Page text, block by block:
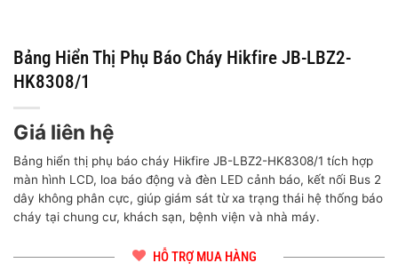
Bảng Hiển Thị Phụ Báo Cháy Hikfire JB-LBZ2-
HK8308/1
Giá liên hệ
Bảng hiển thị phụ báo cháy Hikfire JB-LBZ2-HK8308/1 tích hợp
màn hình LCD, loa báo động và đèn LED cảnh báo, kết nối Bus 2
dây không phân cực, giúp giám sát từ xa trạng thái hệ thống báo
cháy tại chung cư, khách sạn, bệnh viện và nhà máy.
HỖ TRỢ MUA HÀNG